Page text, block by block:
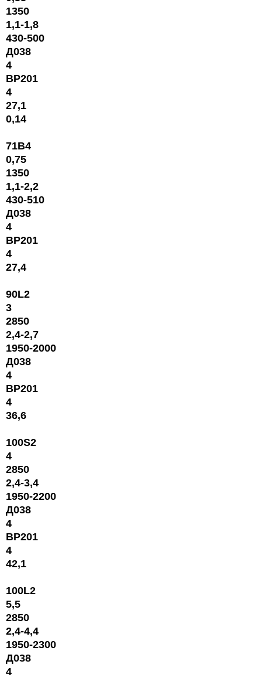
1350
1,1-1,8
430-500
Д038
4
ВР201
4
27,1
0,14
71В4
0,75
1350
1,1-2,2
430-510
Д038
4
ВР201
4
27,4
90L2
3
2850
2,4-2,7
1950-2000
Д038
4
ВР201
4
36,6
100S2
4
2850
2,4-3,4
1950-2200
Д038
4
ВР201
4
42,1
100L2
5,5
2850
2,4-4,4
1950-2300
Д038
4